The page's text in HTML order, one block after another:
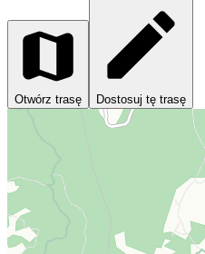
Otwórz trasę Dostosuj tę trasę